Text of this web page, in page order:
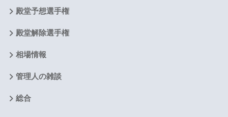
殿堂予想選手権
殿堂解除選手権
相場情報
管理人の雑談
総合